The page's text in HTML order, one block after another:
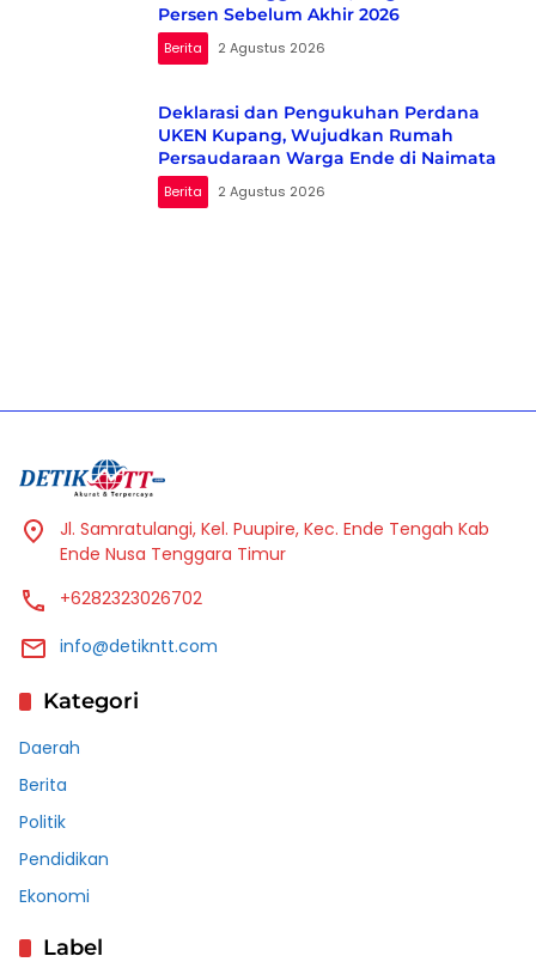
Persen Sebelum Akhir 2026
Berita 2 Agustus 2026
Deklarasi dan Pengukuhan Perdana
UKEN Kupang, Wujudkan Rumah
Persaudaraan Warga Ende di Naimata
Berita 2 Agustus 2026
Jl. Samratulangi, Kel. Puupire, Kec. Ende Tengah Kab
Ende Nusa Tenggara Timur
+6282323026702
info@detikntt.com
Kategori
Daerah
Berita
Politik
Pendidikan
Ekonomi
Label